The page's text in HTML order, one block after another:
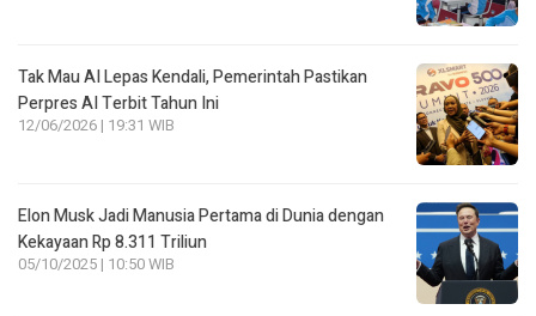
Tak Mau AI Lepas Kendali, Pemerintah Pastikan
Perpres AI Terbit Tahun Ini
12/06/2026 | 19:31 WIB
Elon Musk Jadi Manusia Pertama di Dunia dengan
Kekayaan Rp 8.311 Triliun
05/10/2025 | 10:50 WIB